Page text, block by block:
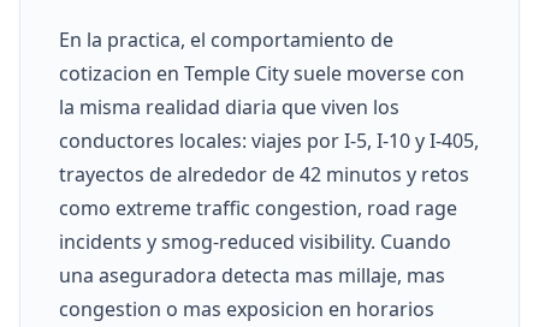
En la practica, el comportamiento de
cotizacion en Temple City suele moverse con
la misma realidad diaria que viven los
conductores locales: viajes por I-5, I-10 y I-405,
trayectos de alrededor de 42 minutos y retos
como extreme traffic congestion, road rage
incidents y smog-reduced visibility. Cuando
una aseguradora detecta mas millaje, mas
congestion o mas exposicion en horarios